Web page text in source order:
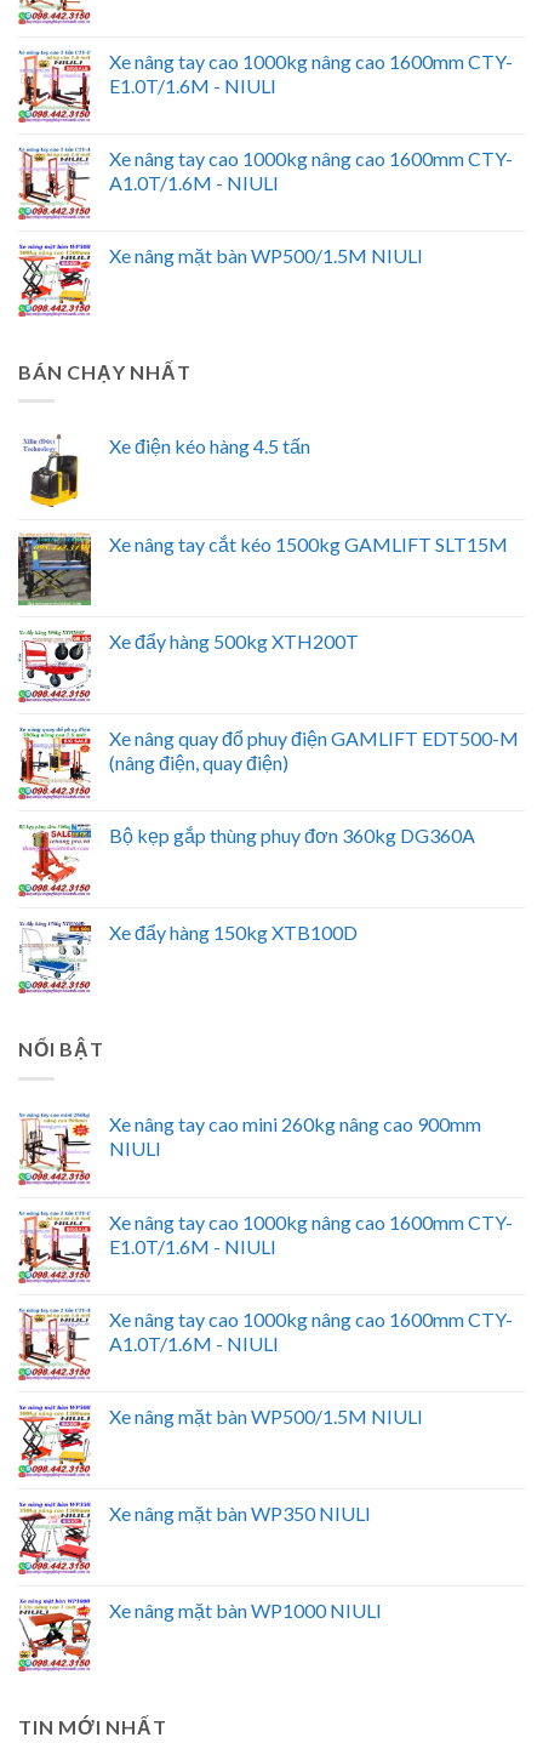
Xe nâng tay cao 1000kg nâng cao 1600mm CTY-
E1.0T/1.6M - NIULI
Xe nâng tay cao 1000kg nâng cao 1600mm CTY-
A1.0T/1.6M - NIULI
Xe nâng mặt bàn WP500/1.5M NIULI
BÁN CHẠY NHẤT
Xe điện kéo hàng 4.5 tấn
Xe nâng tay cắt kéo 1500kg GAMLIFT SLT15M
Xe đẩy hàng 500kg XTH200T
Xe nâng quay đổ phuy điện GAMLIFT EDT500-M
(nâng điện, quay điện)
Bộ kẹp gắp thùng phuy đơn 360kg DG360A
Xe đẩy hàng 150kg XTB100D
NỔI BẬT
Xe nâng tay cao mini 260kg nâng cao 900mm
NIULI
Xe nâng tay cao 1000kg nâng cao 1600mm CTY-
E1.0T/1.6M - NIULI
Xe nâng tay cao 1000kg nâng cao 1600mm CTY-
A1.0T/1.6M - NIULI
Xe nâng mặt bàn WP500/1.5M NIULI
Xe nâng mặt bàn WP350 NIULI
Xe nâng mặt bàn WP1000 NIULI
TIN MỚI NHẤT